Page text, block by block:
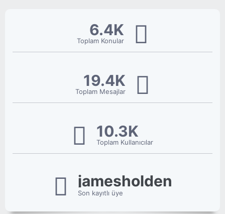
6.4K
Toplam Konular
19.4K
Toplam Mesajlar
10.3K
Toplam Kullanıcılar
jamesholden
Son kayıtlı üye